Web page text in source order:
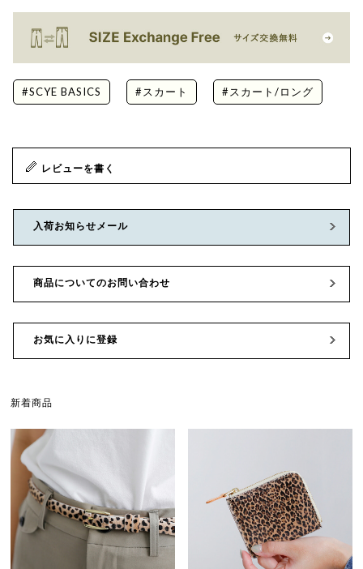
#SCYE BASICS #スカート #スカート/ロング
レビューを書く
入荷お知らせメール
商品についてのお問い合わせ
お気に入りに登録
新着商品